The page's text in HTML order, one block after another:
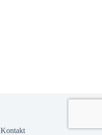
Kon­takt